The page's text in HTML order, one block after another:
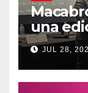
una
sedes,
debes
JUL 28,